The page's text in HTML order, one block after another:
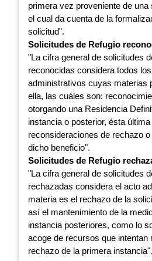
primera vez proveniente de una
el cual da cuenta de la
solicitud".
Solicitudes de Refugio
"La cifra general de solicitudes
reconocidas considera todos
administrativos cuyas materias
ella, las cuáles son:
otorgando una Residencia
instancia o posterior, ésta
reconsideraciones de rechazo
dicho beneficio".
Solicitudes de Refugio
"La cifra general de solicitudes
rechazadas considera el acto
materia es el rechazo de la
así el mantenimiento de la
instancia posteriores, como lo
acoge de recursos que intentan
rechazo de la primera instancia".